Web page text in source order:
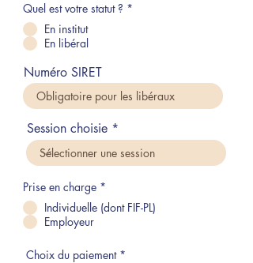
Quel est votre statut ? *
En institut
En libéral
Numéro SIRET
Session choisie
Prise en charge *
Individuelle (dont FIF-PL)
Employeur
Choix du paiement *